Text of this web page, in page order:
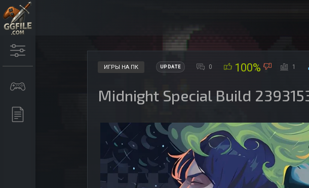
ИГРЫ НА ПК UPDATE 0 100% 1
Midnight Special Build